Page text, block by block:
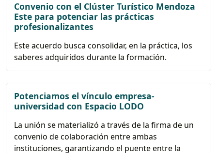
Convenio con el Clúster Turístico Mendoza
Este para potenciar las prácticas
profesionalizantes
Este acuerdo busca consolidar, en la práctica, los
saberes adquiridos durante la formación.
Potenciamos el vínculo empresa-
universidad con Espacio LODO
La unión se materializó a través de la firma de un
convenio de colaboración entre ambas
instituciones, garantizando el puente entre la